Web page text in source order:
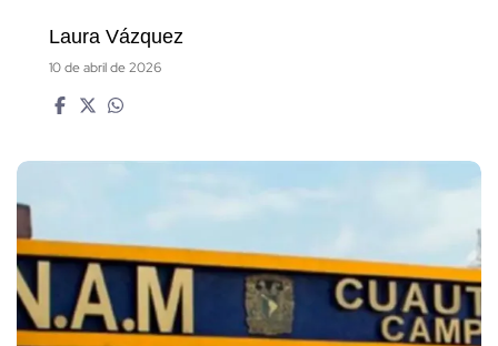
Laura Vázquez
10 de abril de 2026